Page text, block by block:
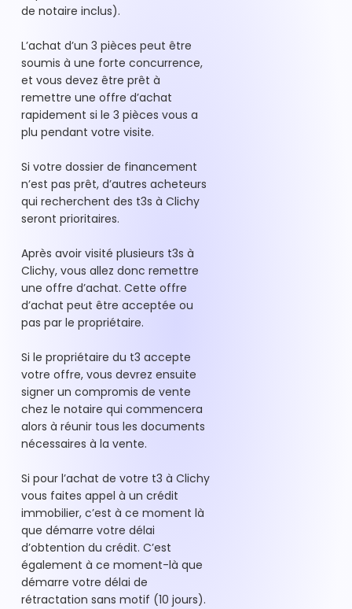
de notaire inclus).
L’achat d’un 3 pièces peut être
soumis à une forte concurrence,
et vous devez être prêt à
remettre une offre d’achat
rapidement si le 3 pièces vous a
plu pendant votre visite.
Si votre dossier de financement
n’est pas prêt, d’autres acheteurs
qui recherchent des t3s à Clichy
seront prioritaires.
Après avoir visité plusieurs t3s à
Clichy, vous allez donc remettre
une offre d’achat. Cette offre
d’achat peut être acceptée ou
pas par le propriétaire.
Si le propriétaire du t3 accepte
votre offre, vous devrez ensuite
signer un compromis de vente
chez le notaire qui commencera
alors à réunir tous les documents
nécessaires à la vente.
Si pour l’achat de votre t3 à Clichy
vous faites appel à un crédit
immobilier, c’est à ce moment là
que démarre votre délai
d’obtention du crédit. C’est
également à ce moment-là que
démarre votre délai de
rétractation sans motif (10 jours).